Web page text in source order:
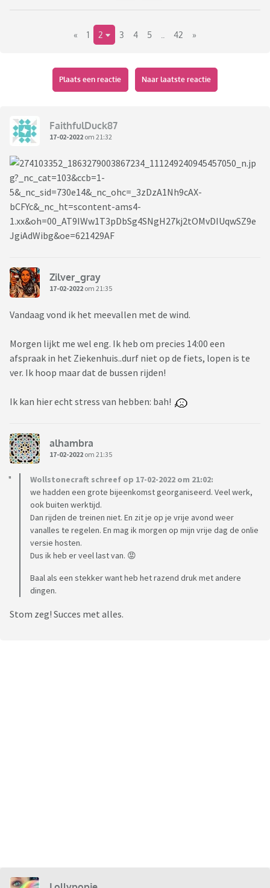
Ben je net als ik bang voor storm en zoek je een beetje
mentalsupport? Gooit het er hier lekker uit
de zekerheid binnen halen en misschien het tuintafeltje.
Want vandaag door kop in het zand niet door hoe heftig het
morgen voorspeld wordt en nu is het donker en ligt mijn
En verder ga ik morgen heel lief voor mijzelf zijn en
enkel glas. En vreemdgenoeg hoor ik het ook altijd heel hard
op de wc in het midden van het huis
« 1 2 3 4 5 42 »
Plaats een reactie Naar laatste reactie
FaithfulDuck87
17-02-2022 om 21:32
Zilver_gray
17-02-2022 om 21:35
Vandaag vond ik het meevallen met de wind.
Morgen lijkt me wel eng. Ik heb om precies 14:00 een
afspraak in het Ziekenhuis..durf niet op de fiets, lopen is te
ver. Ik hoop maar dat de bussen rijden!
Ik kan hier echt stress van hebben: bah!
alhambra
17-02-2022 om 21:35
Wollstonecraft schreef op 17-02-2022 om 21:02:
we hadden een grote bijeenkomst georganiseerd. Veel werk,
ook buiten werktijd.
Dan rijden de treinen niet. En zit je op je vrije avond weer
vanalles te regelen. En mag ik morgen op mijn vrije dag de onlie
versie hosten.
Dus ik heb er veel last van. 😡
Baal als een stekker want heb het razend druk met andere
dingen.
Stom zeg! Succes met alles.